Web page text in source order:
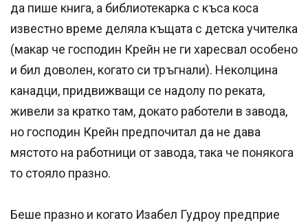
да пише книга, а библиотекарка с къса коса
известно време деляла къщата с детска учителка
(макар че господин Крейн не ги харесвал особено
и бил доволен, когато си тръгнали). Неколцина
канадци, придвижващи се надолу по реката,
живели за кратко там, докато работели в завода,
но господин Крейн предпочитал да не дава
мястото на работници от завода, така че понякога
то стояло празно.
Беше празно и когато Изабел Гудроу предприе